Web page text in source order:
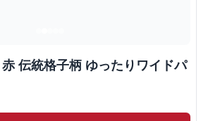
伝統格子柄 ゆったりワイドパ